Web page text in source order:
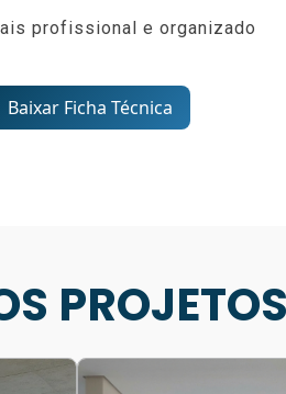
profissional e organizado
Baixar Ficha Técnica
PROJETOS